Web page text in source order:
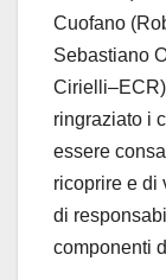
Cuofano
Sebastiano
ringraziato i
essere
ricoprire e di
di
componenti